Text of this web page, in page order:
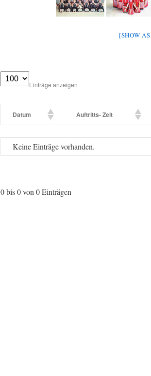
[SHOW
Einträge anzeigen
Datum Auftritts- Zeit
Datum Auftritts- Zeit
Keine Einträge vorhanden.
0 bis 0 von 0 Einträgen